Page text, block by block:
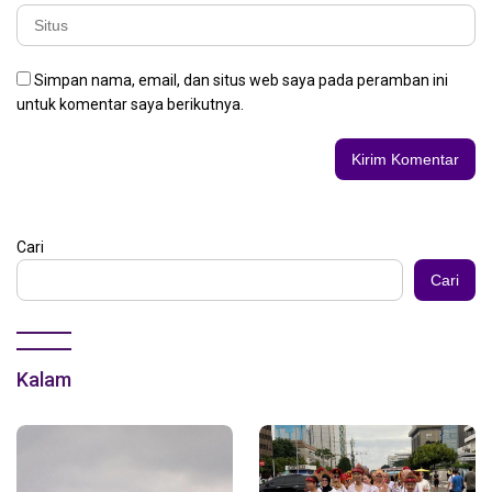
Simpan nama, email, dan situs web saya pada peramban ini
untuk komentar saya berikutnya.
Cari
Cari
Kalam